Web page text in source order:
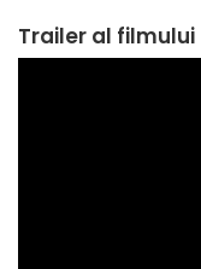
Trailer al filmului